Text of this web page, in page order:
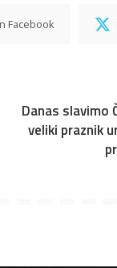
Facebook
Danas slavimo
veliki praznik